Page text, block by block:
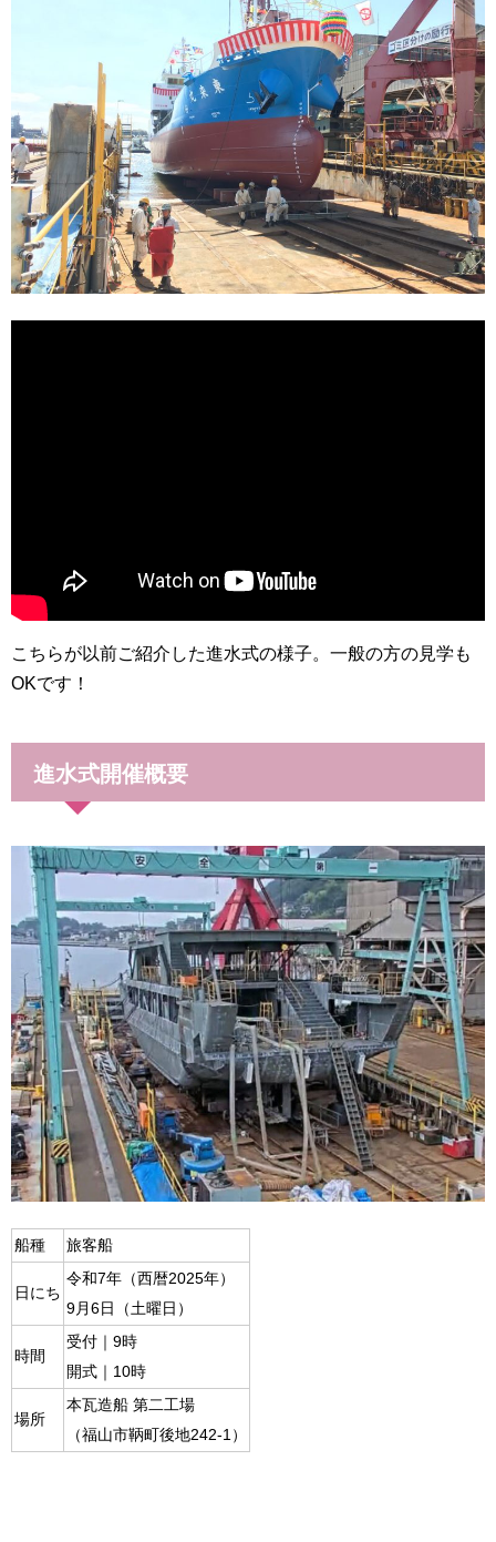
こちらが以前ご紹介した進水式の様子。一般の方の見学も
OKです！
進水式開催概要
船種 旅客船
日にち
令和7年（西暦2025年）
9月6日（土曜日）
時間
受付｜9時
開式｜10時
場所
本瓦造船 第二工場
（福山市鞆町後地242-1）